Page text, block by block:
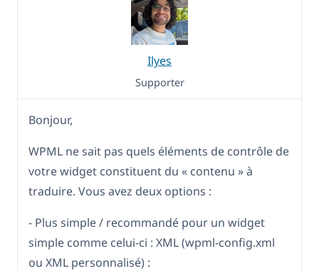
Ilyes
Supporter
Bonjour,
WPML ne sait pas quels éléments de contrôle de
votre widget constituent du « contenu » à
traduire. Vous avez deux options :
- Plus simple / recommandé pour un widget
simple comme celui-ci : XML (wpml-config.xml
ou XML personnalisé) :